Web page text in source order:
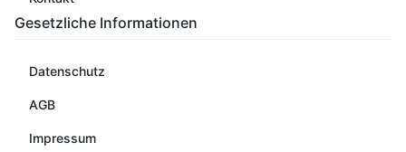
Gesetzliche Informationen
Datenschutz
AGB
Impressum